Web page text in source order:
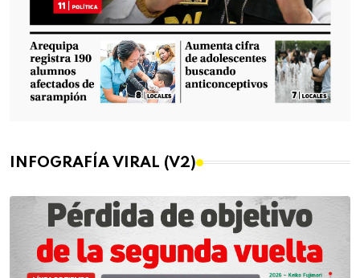
INFOGRAFÍA VIRAL (V2)